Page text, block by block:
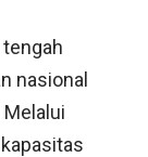
nasional